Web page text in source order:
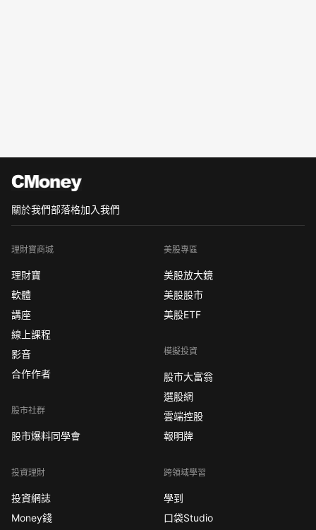
關於我們部落格加入我們
理財寶商城
理財寶
軟體
講座
線上課程
影音
合作作者
股市社群
股市爆料同學會
投資理財
投資網誌
Money錢
美股專區
美股放大鏡
美股股市
美股ETF
模擬投資
股市大富翁
選股網
雲端控股
報明牌
跨領域學習
學到
口袋Studio